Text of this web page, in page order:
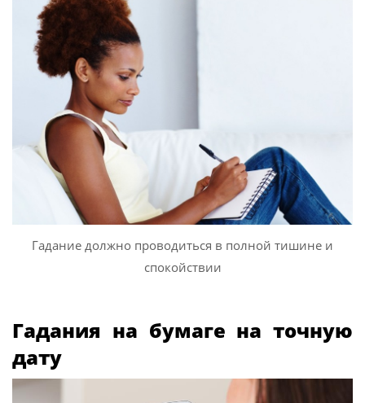
Гадание должно проводиться в полной тишине и
спокойствии
Гадания на бумаге на точную
дату